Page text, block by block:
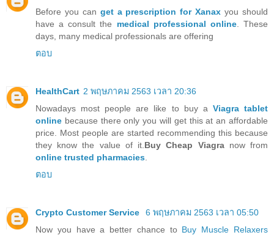
Before you can get a prescription for Xanax you should
have a consult the medical professional online. These
days, many medical professionals are offering
ตอบ
HealthCart 2 พฤษภาคม 2563 เวลา 20:36
Nowadays most people are like to buy a Viagra tablet
online because there only you will get this at an affordable
price. Most people are started recommending this because
they know the value of it. Buy Cheap Viagranow from
online trusted pharmacies
ตอบ
Crypto Customer Service
6 พฤษภาคม 2563 เวลา 05:50
Now you have a better chance to Buy Muscle Relaxers